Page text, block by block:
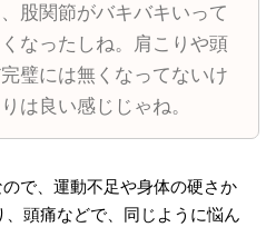
股関節がバキバキいって
なったしね。肩こりや頭
璧には無くなってないけ
は良い感じじゃね。
で、運動不足や身体の硬さか
、頭痛などで、同じように悩ん